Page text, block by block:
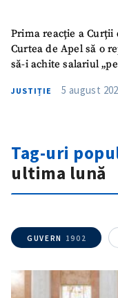
Prima reacție a Curții
Curtea de Apel să o
să-i achite salariul
JUSTIȚIE 5 august
Tag-uri
ultima lună
GUVERN 1902